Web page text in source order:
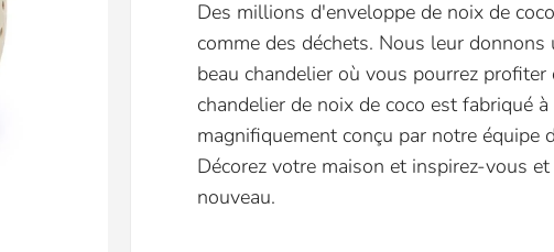
Des millions d'enveloppe de noix de
comme des déchets. Nous leur
beau chandelier où vous pourrez profiter
chandelier de noix de coco est fabriqué
magnifiquement conçu par notre équipe
Décorez votre maison et inspirez-vous
nouveau.